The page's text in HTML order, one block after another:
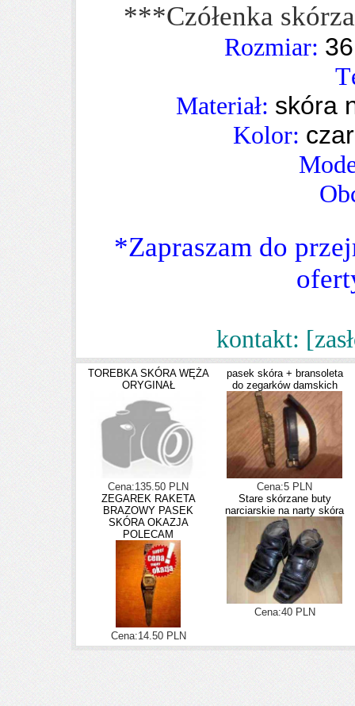
***Czółenka
Rozmiar:
Materiał: skóra
Kolor:
*Zapraszam do
kontakt:
TOREBKA SKÓRA WĘŻA
ORYGINAŁ
Cena:135.50 PLN
pasek skóra + bransoleta
do zegarków damskich
Cena:5 PLN
ZEGAREK RAKETA
BRAZOWY PASEK
SKÓRA OKAZJA
POLECAM
Cena:14.50 PLN
Stare skórzane buty
narciarskie na narty skóra
Cena:40 PLN